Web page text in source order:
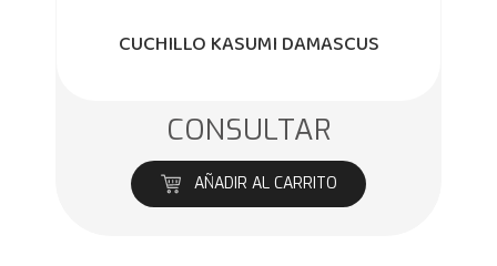
CUCHILLO KASUMI DAMASCUS
CONSULTAR
AÑADIR AL CARRITO